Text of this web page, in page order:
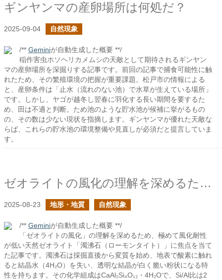
ギンヤンマの産卵場所は何処だ？
2025-09-04 自然現象
/** Geminiが自動生成した概要 **/
稲作害虫ホソヘリカメムシの天敵として期待されるギンヤン
マの産卵場所を深掘りする記事です。前回の記事で捕食可能性に触
れたため、その繁殖環境の把握が重要課題。松戸市の情報による
と、産卵条件は「止水（流れのない池）で水草が生えている場所」
です。しかし、ヤゴが越冬し翌春に羽化する長い期間を要するた
め、田は不適と判断。ため池のような貯水池が候補に挙がるもの
の、その数は少ない現状を指摘します。ギンヤンマが優れた天敵な
らば、これらの貯水池の環境整備や見直しが必須だと提言していま
す。
ゼオライトの風化の理解を深めるために濁沸石を見る
2025-08-23 地形・地質 自然現象
/** Geminiが自動生成した概要 **/
「ゼオライトの風化」の理解を深めるため、極めて風化耐性
が低い天然ゼオライト「濁沸石（ローモンタイト）」に焦点を当て
た記事です。濁沸石は採掘直後から変質を始め、地表で酸素に触れ
ると結晶水（4H₂O）を失い、透明な結晶が白く脆い粉状になる特
性を持ちます。その化学組成はCaAl₂Si₄O₁₂・4H₂Oで、Si/Al比は2